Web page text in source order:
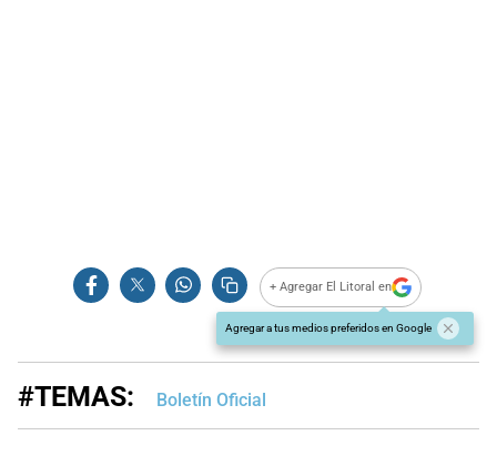
+ Agregar El Litoral en
Agregar a tus medios preferidos en Google
#TEMAS: Boletín Oficial